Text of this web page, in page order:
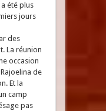
été plus
jours
des
La réunion
occasion
de
Et la
camp
pas